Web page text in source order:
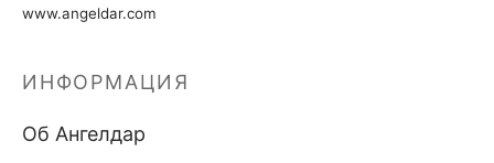
www.angeldar.com
ИНФОРМАЦИЯ
Об Ангелдар